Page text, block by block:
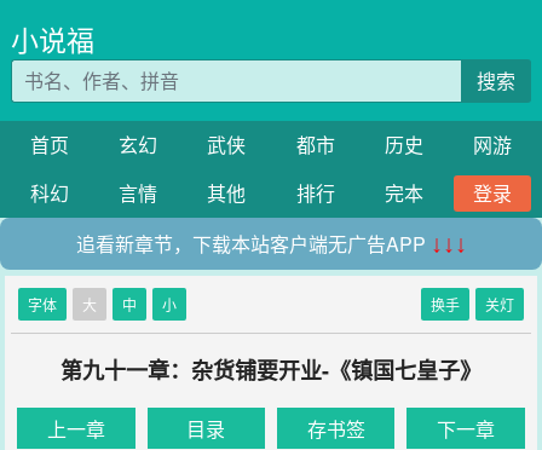
小说福
搜索
首页 玄幻 武侠 都市 历史
网游
科幻
言情 其他 排行 完本
登录
追看新章节，下载本站客户端无广告APP ↓↓↓
字体 大 中 小 换手 关灯
第九十一章：杂货铺要开业-《镇国七皇子》
上一章 目录 存书签 下一章